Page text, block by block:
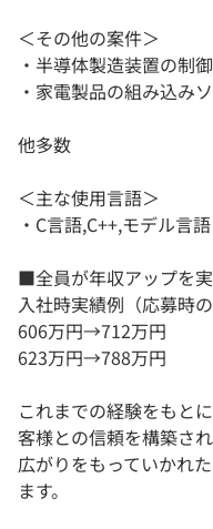
＜その他の案件＞
・半導体製造装置の制
・家電製品の組み込み
他多数
＜主な使用言語＞
・C言語,C++,モデル
■全員が年収アップを
入社時実績例（応募時
606万円→712万円
623万円→788万円
これまでの経験をもと
客様との信頼を構築さ
広がりをもっていかれ
ます。